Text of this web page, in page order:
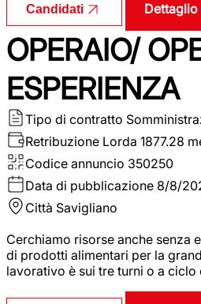
Candidati Dettaglio
OPERAIO/
ESPERIENZA
Tipo di contratto
Retribuzione Lorda 1877.28
Codice annuncio 350250
Data di pubblicazione 8/8/
Città Savigliano
Cerchiamo risorse anche senza
di prodotti alimentari per la
lavorativo è sui tre turni o a